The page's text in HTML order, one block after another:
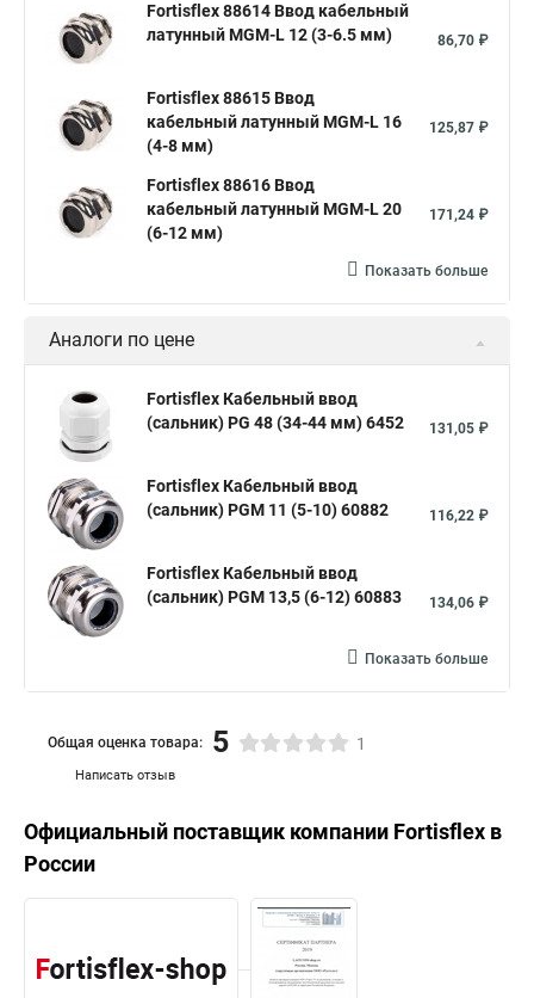
Fortisflex 88614 Ввод кабельный
латунный МGM-L 12 (3-6.5 мм)
86,70 ₽
Fortisflex 88615 Ввод
кабельный латунный МGM-L 16
(4-8 мм)
125,87 ₽
Fortisflex 88616 Ввод
кабельный латунный МGM-L 20
(6-12 мм)
171,24 ₽
Показать больше
Аналоги по цене
Fortisflex Кабельный ввод
(сальник) PG 48 (34-44 мм) 6452
131,05 ₽
Fortisflex Кабельный ввод
(сальник) PGM 11 (5-10) 60882
116,22 ₽
Fortisflex Кабельный ввод
(сальник) PGM 13,5 (6-12) 60883
134,06 ₽
Показать больше
Написать отзыв
Общая оценка товара: 5 1
Официальный поставщик компании Fortisflex в
России